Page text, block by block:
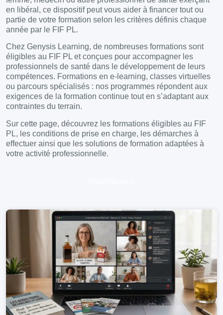
en libéral, ce dispositif peut vous aider à financer tout ou
partie de votre formation selon les critères définis chaque
année par le FIF PL.
Chez Genysis Learning, de nombreuses formations sont
éligibles au FIF PL et conçues pour accompagner les
professionnels de santé dans le développement de leurs
compétences. Formations en e-learning, classes virtuelles
ou parcours spécialisés : nos programmes répondent aux
exigences de la formation continue tout en s’adaptant aux
contraintes du terrain.
Sur cette page, découvrez les formations éligibles au FIF
PL, les conditions de prise en charge, les démarches à
effectuer ainsi que les solutions de formation adaptées à
votre activité professionnelle.